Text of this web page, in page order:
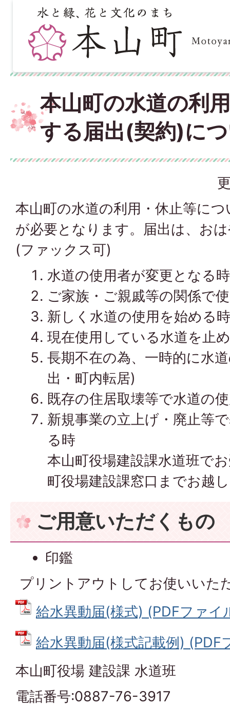
本山町の水道の利
する届出(契約)に
本山町の水道の利用・休止等に
が必要となります。届出は、お
(ファックス可)
水道の使用者が変更となる
ご家族・ご親戚等の関係で
新しく水道の使用を始める
現在使用している水道を止
長期不在の為、一時的に水
出・町内転居)
既存の住居取壊等で水道の
新規事業の立上げ・廃止等
る時
本山町役場建設課水道班で
町役場建設課窓口までお越
ご用意いただくもの
印鑑
プリントアウトしてお使いいた
給水異動届(様式) (PDFファイ
給水異動届(様式記載例) (PDF
本山町役場 建設課 水道班
電話番号:0887-76-3917